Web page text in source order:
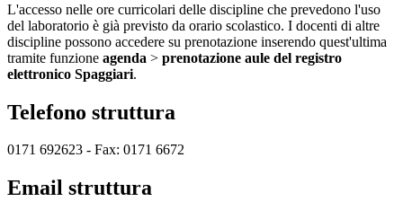
L'accesso nelle ore curricolari delle discipline che prevedono l'uso
del laboratorio è già previsto da orario scolastico. I docenti di altre
discipline possono accedere su prenotazione inserendo quest'ultima
tramite funzione agenda > prenotazione aule del registro
elettronico Spaggiari.
Telefono struttura
0171 692623 - Fax: 0171 6672
Email struttura